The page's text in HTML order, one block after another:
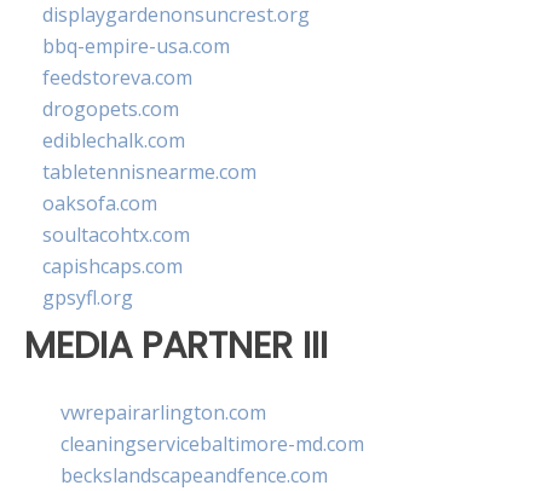
displaygardenonsuncrest.org
bbq-empire-usa.com
feedstoreva.com
drogopets.com
ediblechalk.com
tabletennisnearme.com
oaksofa.com
soultacohtx.com
capishcaps.com
gpsyfl.org
MEDIA PARTNER III
vwrepairarlington.com
cleaningservicebaltimore-md.com
beckslandscapeandfence.com